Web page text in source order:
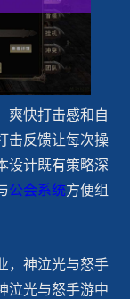
爽快打击感和自
击反馈让每次操
设计既有策略深
公会系统方便组
，神泣光与怒手
泣光与怒手游中